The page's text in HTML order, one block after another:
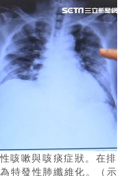
咳嗽與咳痰症狀。在排
特發性肺纖維化。（示